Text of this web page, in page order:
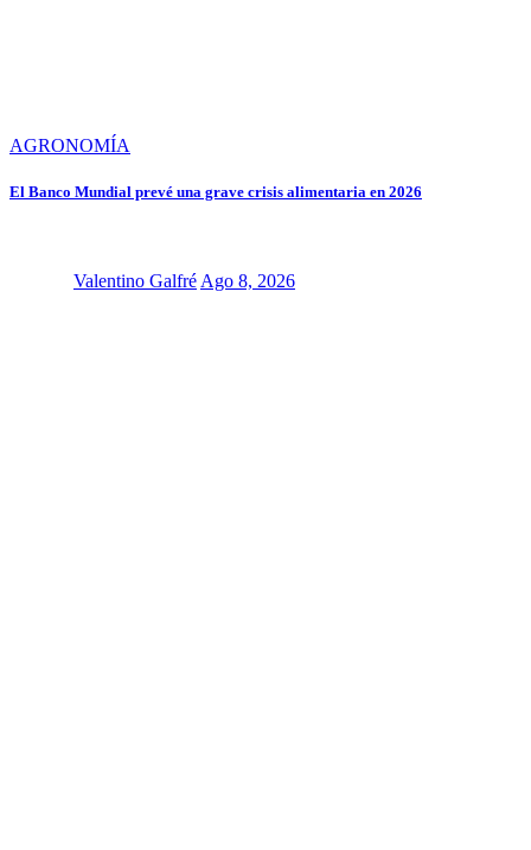
AGRONOMÍA
El Banco Mundial prevé una grave crisis alimentaria en 2026
Valentino Galfré Ago 8, 2026